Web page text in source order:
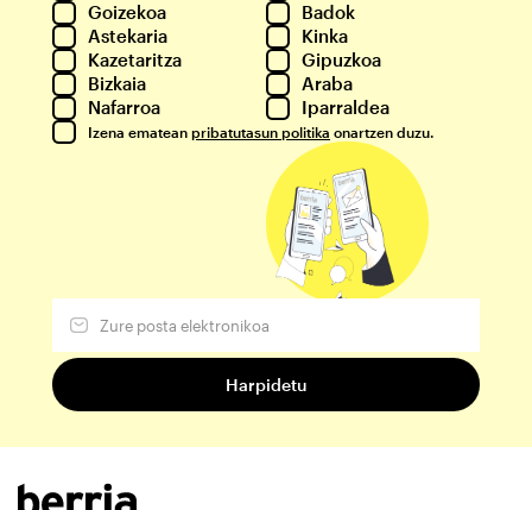
Goizekoa
Badok
Astekaria
Kinka
Kazetaritza
Gipuzkoa
Bizkaia
Araba
Nafarroa
Iparraldea
Izena ematean pribatutasun politika onartzen duzu.